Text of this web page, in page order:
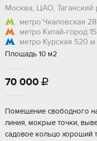
Москва, ЦАО, Таганский
метро Чкаловская
метро Китай-город
метро Курская 520 м
Площадь 10 м2
70 000 
Помещение свободного
линия, мокрые точки,
садовое кольцо хороший